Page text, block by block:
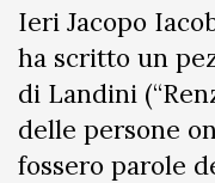
Ieri Jacopo
ha scritto un
di Landini
delle persone
fossero parole